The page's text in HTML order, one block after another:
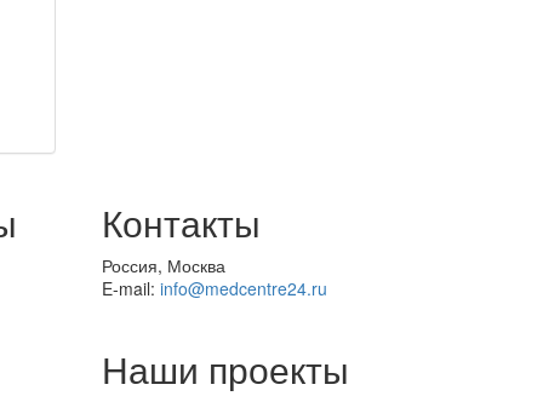
Контакты
Россия, Москва
E-mail: info@medcentre24.ru
Наши проекты